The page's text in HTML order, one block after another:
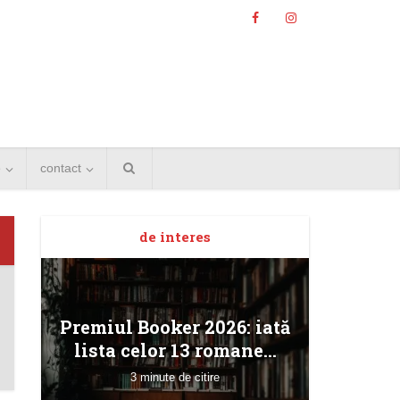
contact
de interes
Premiul Booker 2026: iată
lista celor 13 romane...
3 minute de citire